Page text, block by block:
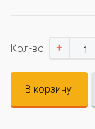
Кол-во: +
В корзину